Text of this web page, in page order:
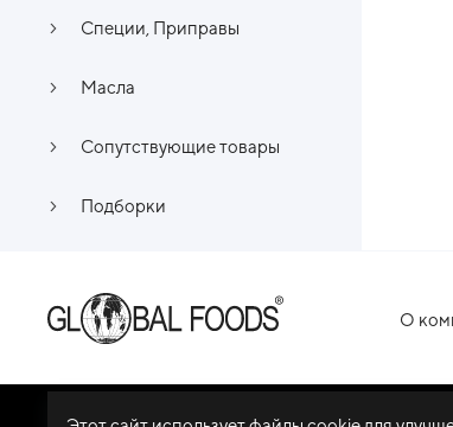
Специи, Приправы
Масла
Сопутствующие товары
Подборки
О